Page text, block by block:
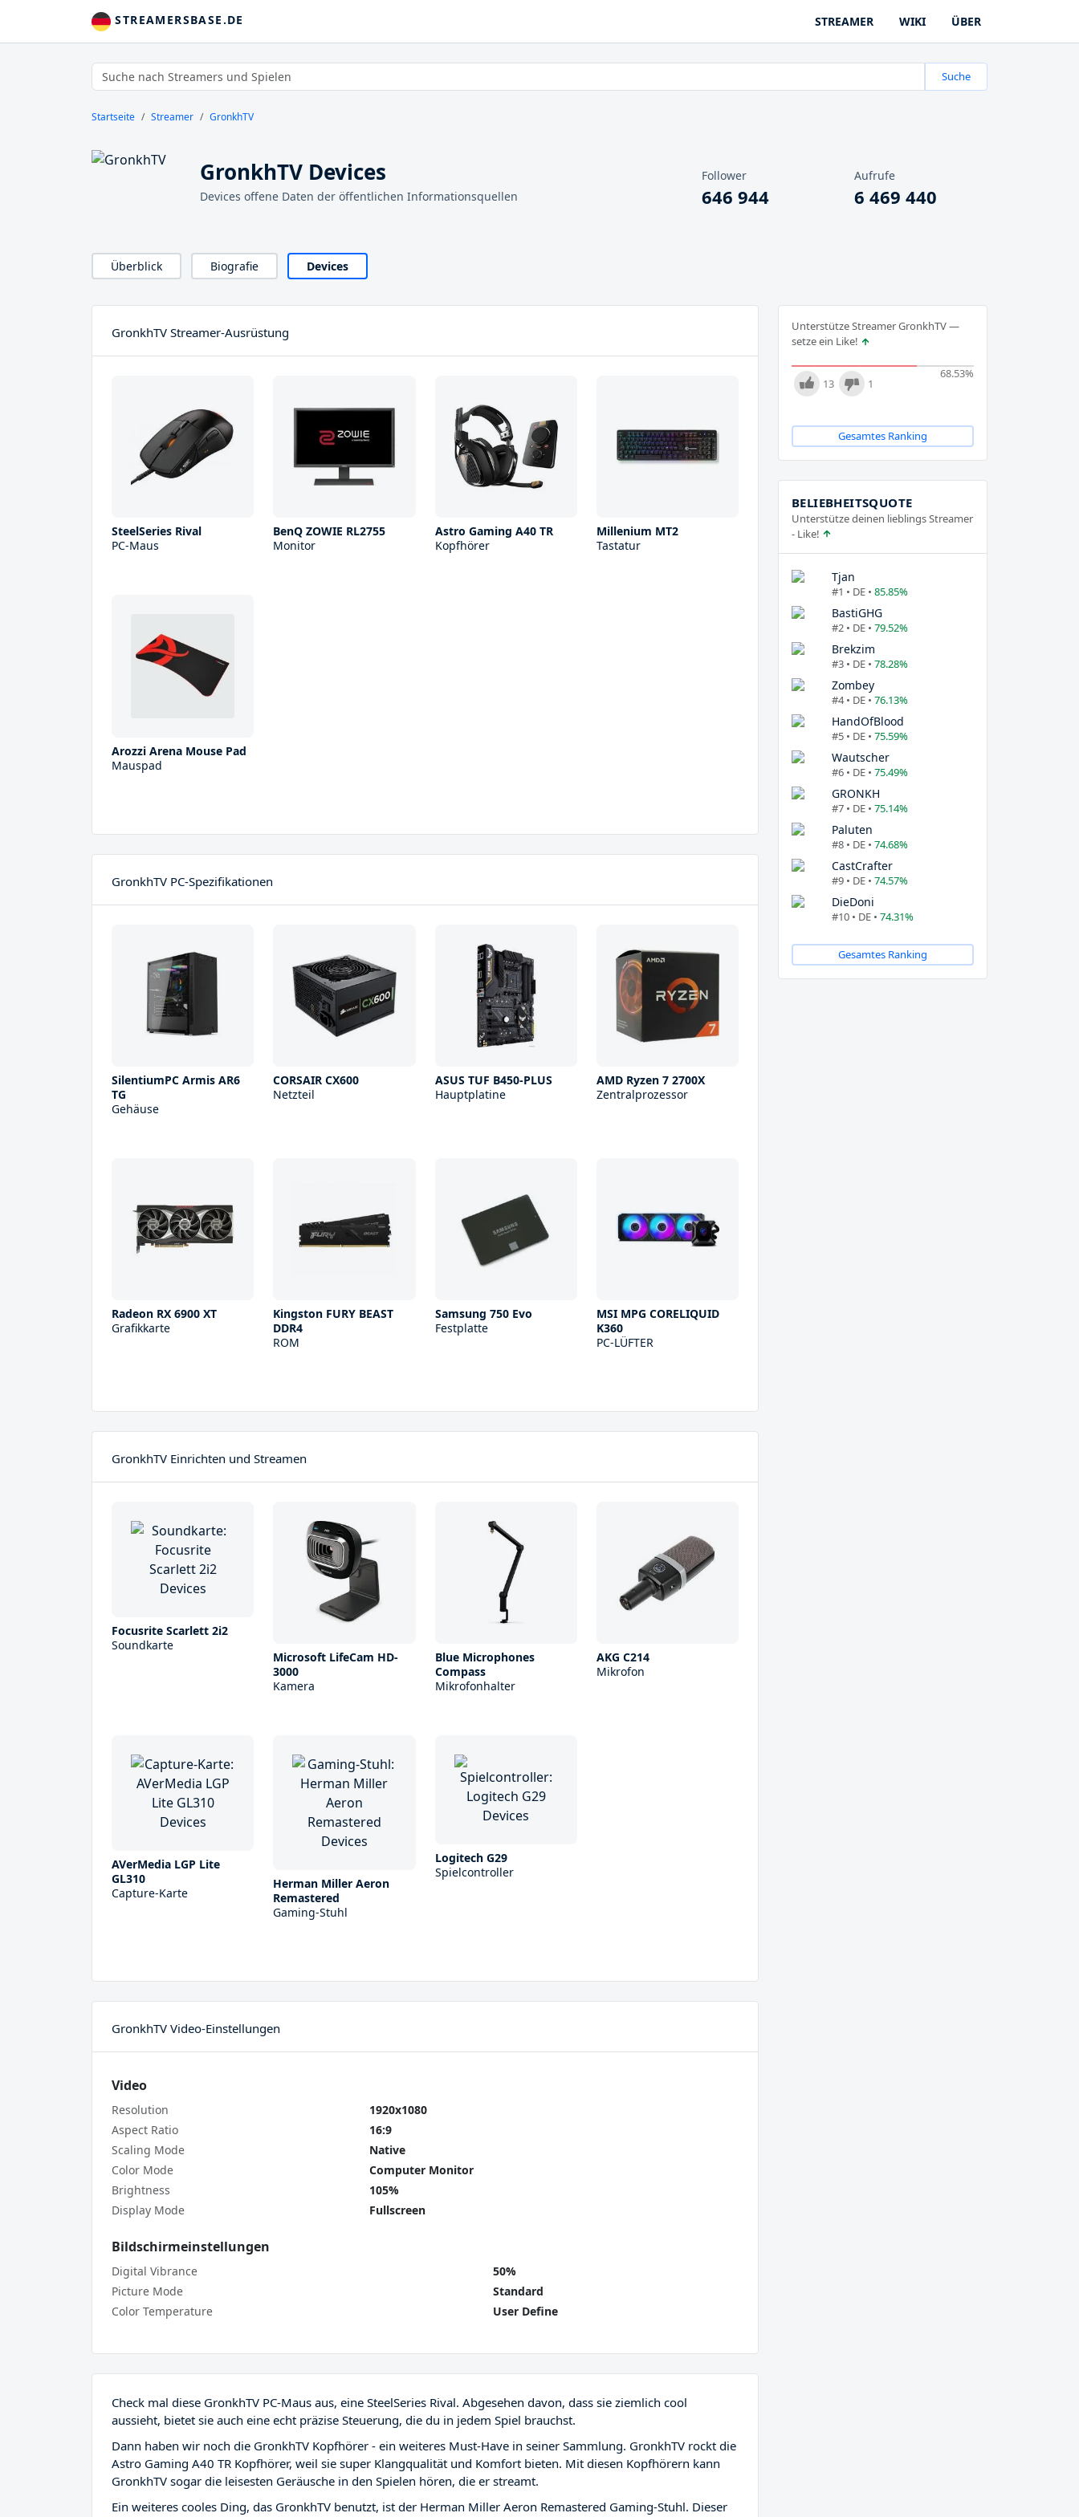
STREAMERSBASE.DE STREAMER WIKI ÜBER
Suche
Startseite Streamer GronkhTV
GronkhTV Devices
Devices offene Daten der öffentlichen Informationsquellen
Follower
646 944
Aufrufe
6 469 440
Überblick Biografie Devices
GronkhTV Streamer-Ausrüstung
SteelSeries Rival
PC-Maus
BenQ ZOWIE RL2755
Monitor
Astro Gaming A40 TR
Kopfhörer
Millenium MT2
Tastatur
Arozzi Arena Mouse Pad
Mauspad
GronkhTV PC-Spezifikationen
SilentiumPC Armis AR6
TG
Gehäuse
CORSAIR CX600
Netzteil
ASUS TUF B450-PLUS
Hauptplatine
AMD Ryzen 7 2700X
Zentralprozessor
Radeon RX 6900 XT
Grafikkarte
Kingston FURY BEAST
DDR4
ROM
Samsung 750 Evo
Festplatte
MSI MPG CORELIQUID
K360
PC-LÜFTER
GronkhTV Einrichten und Streamen
Focusrite Scarlett 2i2
Soundkarte
Microsoft LifeCam HD-
3000
Kamera
Blue Microphones
Compass
Mikrofonhalter
AKG C214
Mikrofon
AVerMedia LGP Lite
GL310
Capture-Karte
Herman Miller Aeron
Remastered
Gaming-Stuhl
Logitech G29
Spielcontroller
GronkhTV Video-Einstellungen
Video
Resolution
1920x1080
Aspect Ratio
16:9
Scaling Mode
Native
Color Mode
Computer Monitor
Brightness
105%
Display Mode
Fullscreen
Bildschirmeinstellungen
Digital Vibrance
50%
Picture Mode
Standard
Color Temperature
User Define
Check mal diese GronkhTV PC-Maus aus, eine SteelSeries Rival. Abgesehen davon, dass sie ziemlich cool
aussieht, bietet sie auch eine echt präzise Steuerung, die du in jedem Spiel brauchst.
Dann haben wir noch die GronkhTV Kopfhörer - ein weiteres Must-Have in seiner Sammlung. GronkhTV rockt die
Astro Gaming A40 TR Kopfhörer, weil sie super Klangqualität und Komfort bieten. Mit diesen Kopfhörern kann
GronkhTV sogar die leisesten Geräusche in den Spielen hören, die er streamt.
Ein weiteres cooles Ding, das GronkhTV benutzt, ist der Herman Miller Aeron Remastered Gaming-Stuhl. Dieser
Unterstütze Streamer GronkhTV —
setze ein Like!
68.53%
13 1
Gesamtes Ranking
BELIEBHEITSQUOTE
Unterstütze deinen lieblings Streamer
- Like!
Tjan
#1 • DE • 85.85%
BastiGHG
#2 • DE • 79.52%
Brekzim
#3 • DE • 78.28%
Zombey
#4 • DE • 76.13%
HandOfBlood
#5 • DE • 75.59%
Wautscher
#6 • DE • 75.49%
GRONKH
#7 • DE • 75.14%
Paluten
#8 • DE • 74.68%
CastCrafter
#9 • DE • 74.57%
DieDoni
#10 • DE • 74.31%
Gesamtes Ranking